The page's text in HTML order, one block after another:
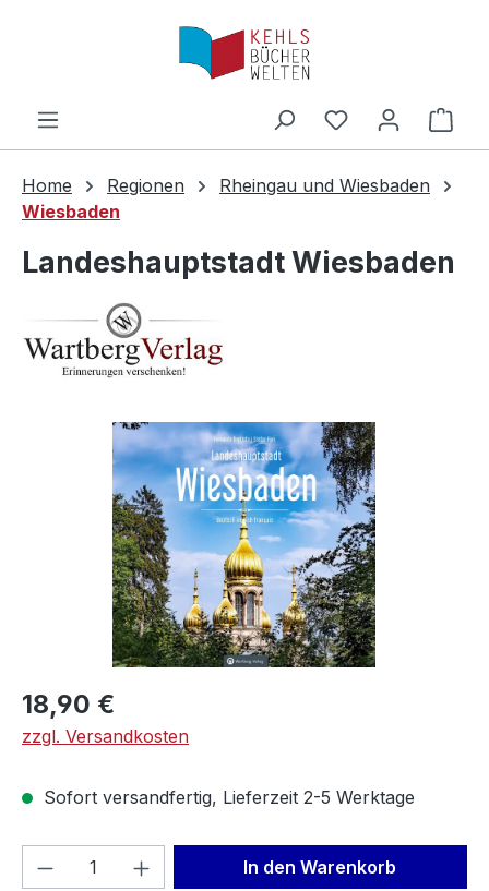
Zum Hauptinhalt springen
Home Regionen
Rheingau und Wiesbaden
Wiesbaden
Landeshauptstadt Wiesbaden
Bildergalerie überspringen
Regulärer Preis:
18,90 €
zzgl. Versandkosten
Sofort versandfertig, Lieferzeit 2-5 Werktage
Produkt Anzahl: Gib denIn den Warenkorb